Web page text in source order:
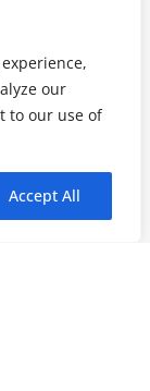
our
to our use of
Accept All